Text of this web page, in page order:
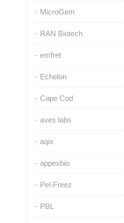
MicroGem
RAN Biotech
emfret
Echelon
Cape Cod
aves labs
aqix
appexbio
Pel-Freez
PBL